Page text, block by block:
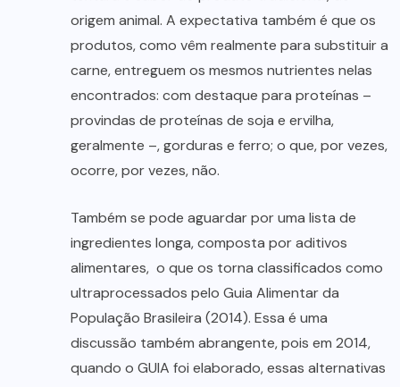
origem animal. A expectativa também é que os
produtos, como vêm realmente para substituir a
carne, entreguem os mesmos nutrientes nelas
encontrados: com destaque para proteínas –
provindas de proteínas de soja e ervilha,
geralmente –, gorduras e ferro; o que, por vezes,
ocorre, por vezes, não.
Também se pode aguardar por uma lista de
ingredientes longa, composta por aditivos
alimentares, o que os torna classificados como
ultraprocessados pelo Guia Alimentar da
População Brasileira (2014). Essa é uma
discussão também abrangente, pois em 2014,
quando o GUIA foi elaborado, essas alternativas